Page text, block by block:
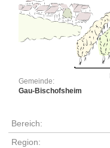
Gemeinde:
Gau-Bischofsheim
Bereich:
Region: